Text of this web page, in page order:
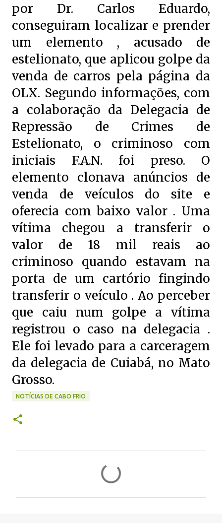
por Dr. Carlos Eduardo,
conseguiram localizar e prender
um elemento , acusado de
estelionato, que aplicou golpe da
venda de carros pela página da
OLX. Segundo informações, com
a colaboração da Delegacia de
Repressão de Crimes de
Estelionato, o criminoso com
iniciais F.A.N. foi preso. O
elemento clonava anúncios de
venda de veículos do site e
oferecia com baixo valor . Uma
vítima chegou a transferir o
valor de 18 mil reais ao
criminoso quando estavam na
porta de um cartório fingindo
transferir o veículo . Ao perceber
que caiu num golpe a vítima
registrou o caso na delegacia .
Ele foi levado para a carceragem
da delegacia de Cuiabá, no Mato
Grosso.
NOTÍCIAS DE CABO FRIO